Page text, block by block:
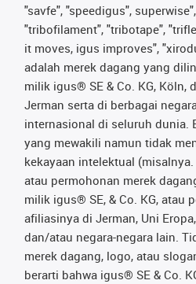
"savfe", "speedigus",
"tribofilament", "tribotape",
it moves, igus improves",
adalah merek dagang yang
milik igus® SE & Co. KG, Köln,
Jerman serta di berbagai
internasional di seluruh dunia.
yang mewakili namun tidak
kekayaan intelektual
atau permohonan merek
milik igus® SE, & Co. KG, atau
afiliasinya di Jerman, Uni
dan/atau negara-negara lain.
merek dagang, logo, atau
berarti bahwa igus® SE & Co.